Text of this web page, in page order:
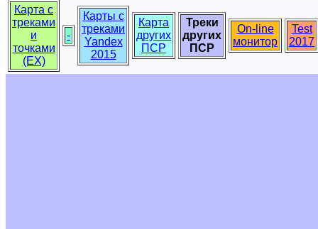
Карта с
треками
и
точками
(EX)
-
Карты с
треками
Yandex
2015
Карта
других
ПСР
Треки
других
ПСР
On-line
монитор
Test
2017